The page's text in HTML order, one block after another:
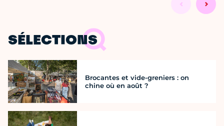
SÉLECTIONS
Brocantes et vide-greniers : on
chine où en août ?